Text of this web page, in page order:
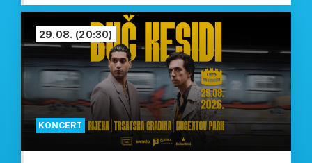
KONCERT
29.08. (20:30)